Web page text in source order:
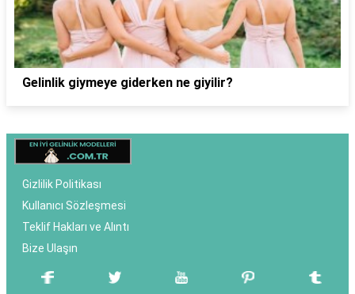
Gelinlik giymeye giderken ne giyilir?
Gizlilik Politikası
Kullanıcı Sözleşmesi
Teklif Hakları ve Alıntı
Bize Ulaşın